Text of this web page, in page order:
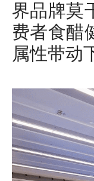
界品牌莫
费者食醋
属性带动